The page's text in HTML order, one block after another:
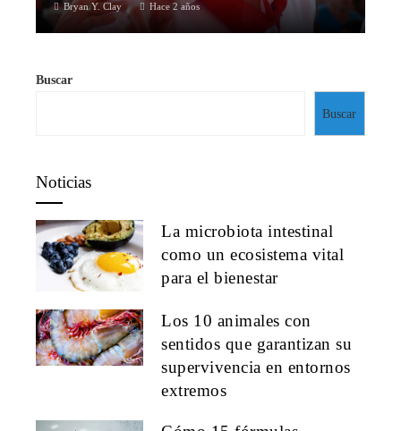
Bryan Y. Clay Hace 2 años
Buscar
Buscar
Noticias
La microbiota intestinal
como un ecosistema vital
para el bienestar
Los 10 animales con
sentidos que garantizan su
supervivencia en entornos
extremos